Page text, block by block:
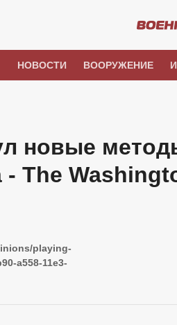
НОВОСТИ ВООРУЖЕНИЕ
новые
- The
playing-
a558-11e3-